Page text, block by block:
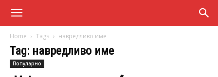
Home Tags навредливо име
Tag: навредливо име
Популарно